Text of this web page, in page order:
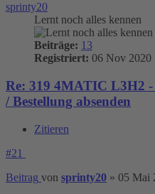
sprinty20
Lernt noch alles kennen
Beiträge: 13
Registriert: 06 Nov 2020
Re: 319 4MATIC L3H2
/ Bestellung absenden
Zitieren
#21
Beitrag von sprinty20 » 05 Mai